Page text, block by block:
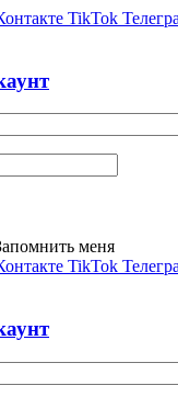
TikTok
меня
TikTok